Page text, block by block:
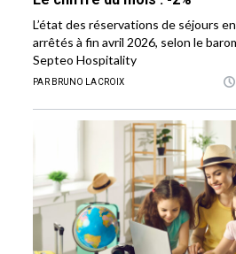
L’état des réservations de séjours
arrêtés à fin avril 2026, selon le
Septeo Hospitality
PAR BRUNO LACROIX